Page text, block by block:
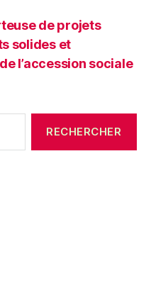
de projets
solides et
l’accession sociale